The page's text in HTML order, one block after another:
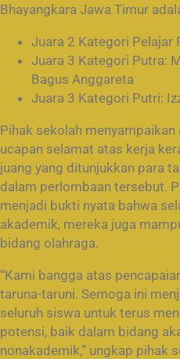
Bhayangkara Jawa Timur
Juara 2 Kategori Pelajar
Juara 3 Kategori Putra:
Bagus Anggareta
Juara 3 Kategori Putri:
Pihak sekolah menyampaikan
ucapan selamat atas kerja
juang yang ditunjukkan para
dalam perlombaan tersebut.
menjadi bukti nyata bahwa
akademik, mereka juga
bidang olahraga.
“Kami bangga atas
taruna-taruni. Semoga ini
seluruh siswa untuk terus
potensi, baik dalam bidang
nonakademik,” ungkap pihak